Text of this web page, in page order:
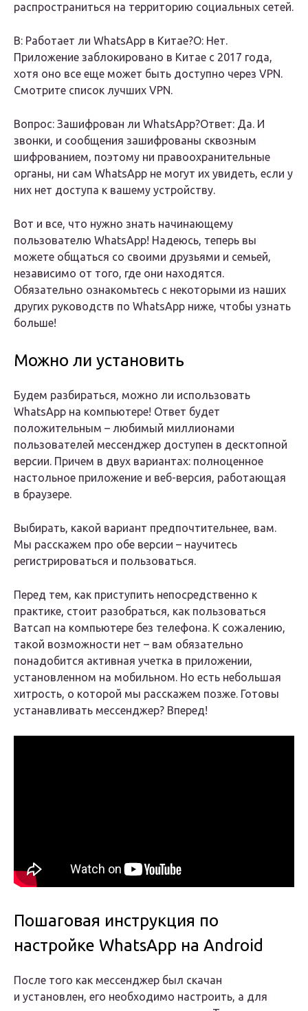
распространиться на территорию социальных сетей.
В: Работает ли WhatsApp в Китае?О: Нет.
Приложение заблокировано в Китае с 2017 года,
хотя оно все еще может быть доступно через VPN.
Смотрите список лучших VPN.
Вопрос: Зашифрован ли WhatsApp?Ответ: Да. И
звонки, и сообщения зашифрованы сквозным
шифрованием, поэтому ни правоохранительные
органы, ни сам WhatsApp не могут их увидеть, если у
них нет доступа к вашему устройству.
Вот и все, что нужно знать начинающему
пользователю WhatsApp! Надеюсь, теперь вы
можете общаться со своими друзьями и семьей,
независимо от того, где они находятся.
Обязательно ознакомьтесь с некоторыми из наших
других руководств по WhatsApp ниже, чтобы узнать
больше!
Можно ли установить
Будем разбираться, можно ли использовать
WhatsApp на компьютере! Ответ будет
положительным – любимый миллионами
пользователей мессенджер доступен в десктопной
версии. Причем в двух вариантах: полноценное
настольное приложение и веб-версия, работающая
в браузере.
Выбирать, какой вариант предпочтительнее, вам.
Мы расскажем про обе версии – научитесь
регистрироваться и пользоваться.
Перед тем, как приступить непосредственно к
практике, стоит разобраться, как пользоваться
Ватсап на компьютере без телефона. К сожалению,
такой возможности нет – вам обязательно
понадобится активная учетка в приложении,
установленном на мобильном. Но есть небольшая
хитрость, о которой мы расскажем позже. Готовы
устанавливать мессенджер? Вперед!
Пошаговая инструкция по
настройке WhatsApp на Android
После того как мессенджер был скачан
и установлен, его необходимо настроить, а для